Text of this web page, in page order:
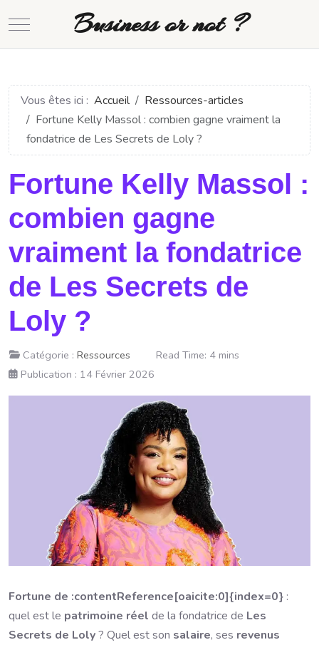
Mobile Menu ToggleBusiness or not ?
Vous êtes ici : Accueil
Ressources-articles
Fortune Kelly Massol : combien gagne vraiment la
fondatrice de Les Secrets de Loly ?
Fortune Kelly Massol :
combien gagne
vraiment la fondatrice
de Les Secrets de
Loly ?
Catégorie : Ressources
Read Time: 4 mins
Publication : 14 Février 2026
Fortune de :contentReference[oaicite:0]{index=0} :
quel est le patrimoine réel de la fondatrice de Les
Secrets de Loly? Quel est son salaire, ses revenus